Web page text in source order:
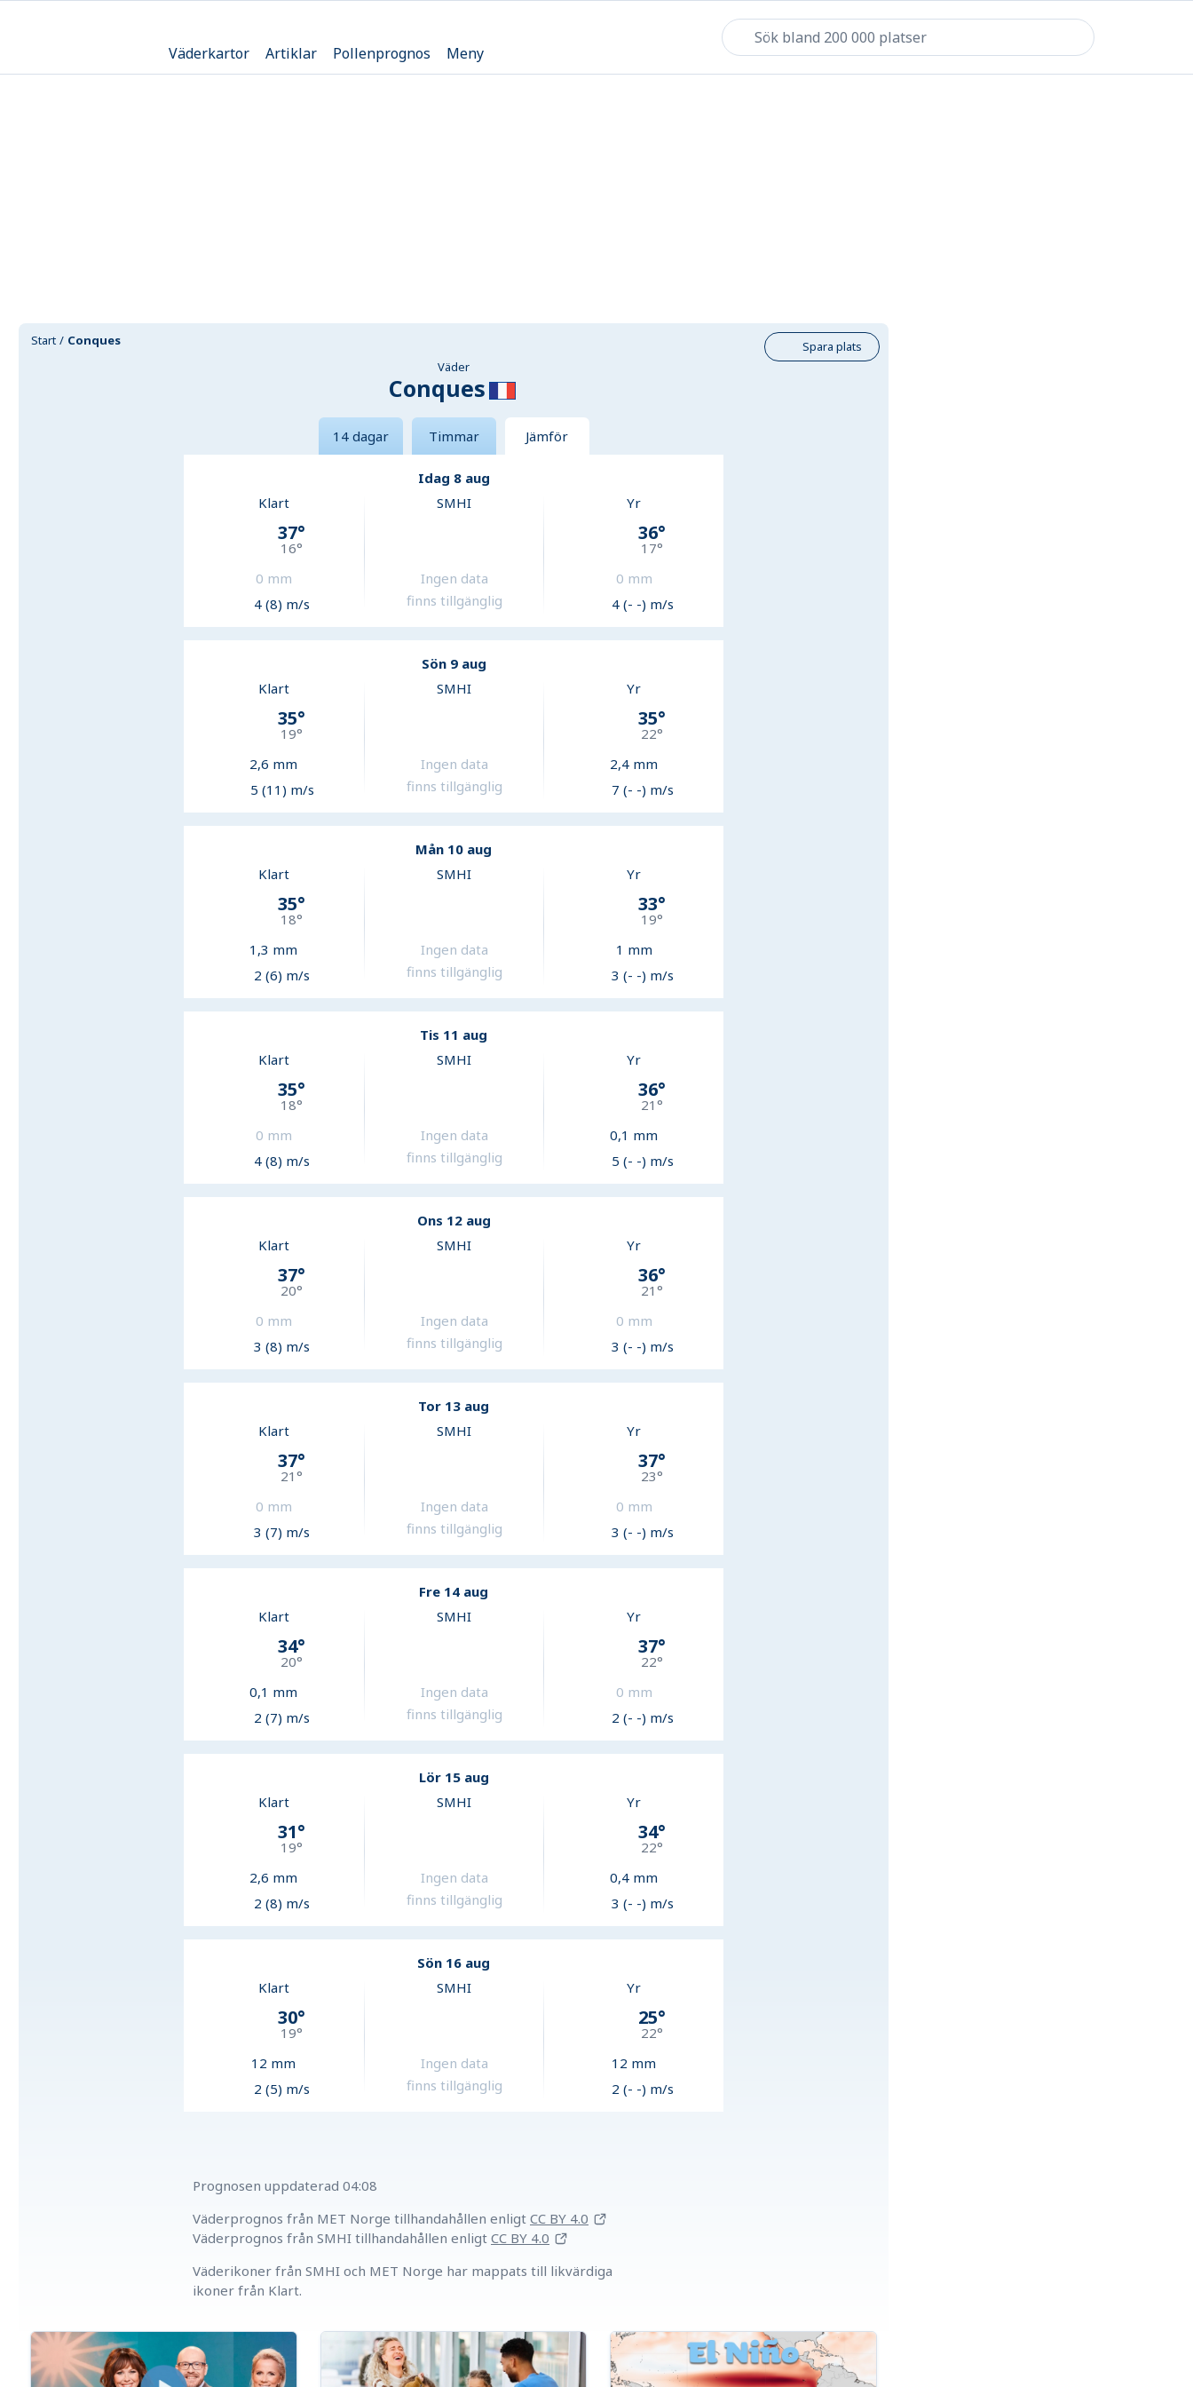
Väderkartor Artiklar Pollenprognos Meny
Start Conques
Spara plats
Väder
Conques
14 dagar Timmar Jämför
Idag 8 aug
Klart
37°
16°
0 mm
4 (8) m/s
SMHI
Ingen data
finns tillgänglig
Yr
36°
17°
0 mm
4 (- -) m/s
Sön 9 aug
Klart
35°
19°
2,6 mm
5 (11) m/s
SMHI
Ingen data
finns tillgänglig
Yr
35°
22°
2,4 mm
7 (- -) m/s
Mån 10 aug
Klart
35°
18°
1,3 mm
2 (6) m/s
SMHI
Ingen data
finns tillgänglig
Yr
33°
19°
1 mm
3 (- -) m/s
Tis 11 aug
Klart
35°
18°
0 mm
4 (8) m/s
SMHI
Ingen data
finns tillgänglig
Yr
36°
21 °
0,1 mm
5 (- -) m/s
Ons 12 aug
Klart
37°
20°
0 mm
3 (8) m/s
SMHI
Ingen data
finns tillgänglig
Yr
36°
21 °
0 mm
3 (- -) m/s
Tor 13 aug
Klart
37°
21 °
0 mm
3 (7) m/s
SMHI
Ingen data
finns tillgänglig
Yr
37°
23°
0 mm
3 (- -) m/s
Fre 14 aug
Klart
34°
20°
0,1 mm
2 (7) m/s
SMHI
Ingen data
finns tillgänglig
Yr
37°
22°
0 mm
2 (- -) m/s
Lör 15 aug
Klart
31°
19°
2,6 mm
2 (8) m/s
SMHI
Ingen data
finns tillgänglig
Yr
34°
22°
0,4 mm
3 (- -) m/s
Sön 16 aug
Klart
30°
19°
12 mm
2 (5) m/s
SMHI
Ingen data
finns tillgänglig
Yr
25°
22°
12 mm
2 (- -) m/s
Prognosen uppdaterad 04:08
Väderprognos från MET Norge tillhandahållen enligt CC BY 4.0
Väderprognos från SMHI tillhandahållen enligt CC BY 4.0
Väderikoner från SMHI och MET Norge har mappats till likvärdiga
ikoner från Klart.